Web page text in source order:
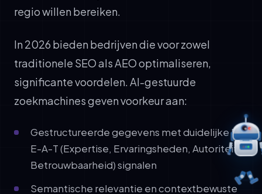
regio willen bereiken.
In 2026 bieden bedrijven die voor zowel
traditionele SEO als AEO optimaliseren,
significante voordelen. AI-gestuurde
zoekmachines geven voorkeur aan:
Gestructureerde gegevens met duidelijke E-
E-A-T (Expertise, Ervaringsheden, Autoriteit,
Betrouwbaarheid) signalen
Semantische relevantie en contextbewuste